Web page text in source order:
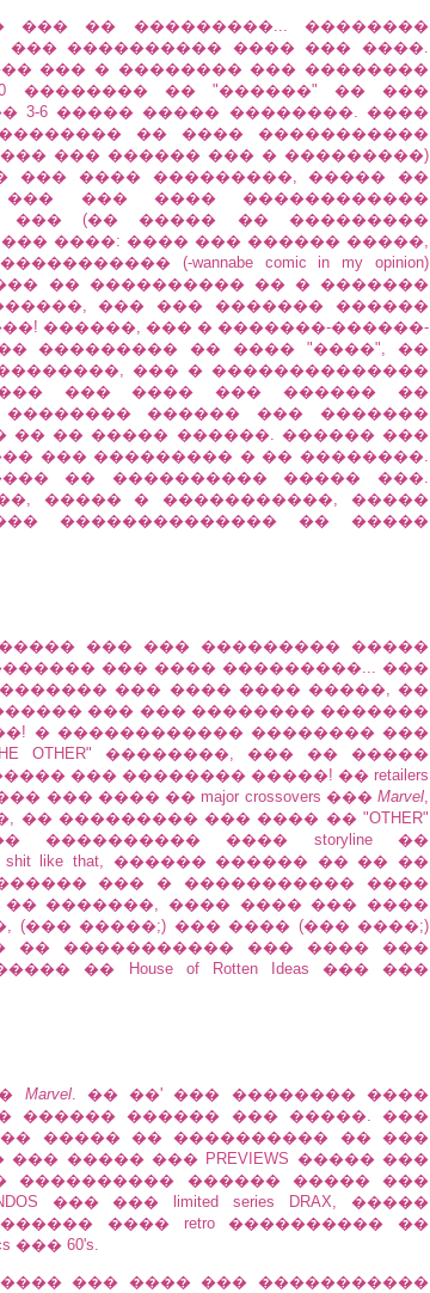
�� ���������... ��������
���������� ���� ��� ����.
��� � �������� ��� ��������
�������� �� "������" �� ���
3-6 ����� ����� ��������. ����
�� ���� �����������
��� ������ ��� � ���������)
��� ���� ���������, ����� ��
��� ��� ���� ������������
��� (�� ����� �� ���������
����: ���� ��� ������ �����,
(-wannabe comic in my opinion)
�� ���������� �� � �������
��� ��� ������� ������
������, ��� � �������-������-
��������� �� ���� "����", ��
��� � ��������������
��� ���� ��� ������ ��
������ ��� �������
�� �� ����� ������. ������ ���
��� ��������� � �� ��������.
�� ���������� ����� ���.
����� � �����������, �����
�������������� �� �����
��� ��� ��������� �����
��� ���� ���������... ���
��� ���� ���� �����, ��
��� ��� �������� �������
� ������������ �������� ���
"THE OTHER" ��������, ��� �� �����
��� �������� �����! �� retailers
���� �� major crossovers ��� Marvel,
��������� ��� ���� �� "OTHER"
���������� ���� storyline ��
like that, ������ ������ �� �� ��
��� � ����������� ����
�������, ���� ���� ��� ����
(��� �����;) ��� ���� (��� ����;)
�� ����������� ��� ���� ���
�� House of Rotten Ideas ��� ���
Marvel. �� ��' ��� �������� ����
������ ������ ��� �����. ���
��� ����� �� ���������� �� ���
����� ��� PREVIEWS ����� ���
���������� ������ ����� ���
��� ��� limited series DRAX, �����
���� retro ���������� ��
��� 60's.
��� ���� ��� �����������